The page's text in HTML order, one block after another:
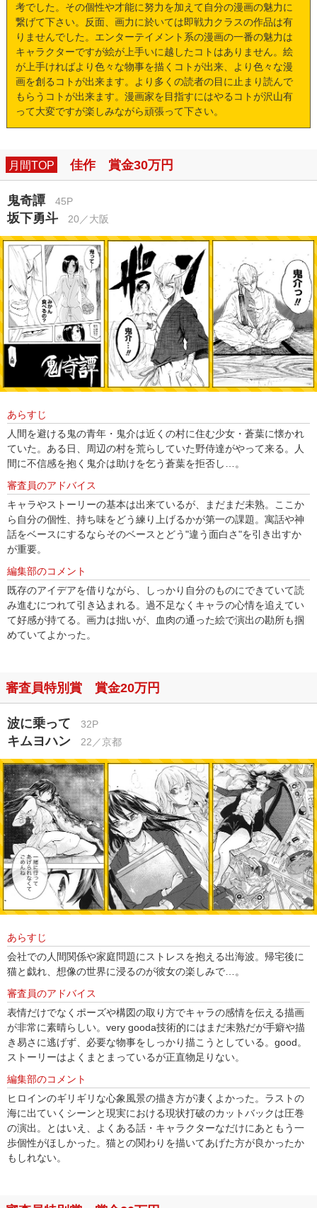
考でした。その個性や才能に努力を加えて自分の漫画の魅力に
繋げて下さい。反面、画力に於いては即戦力クラスの作品は有
りませんでした。エンターテイメント系の漫画の一番の魅力は
キャラクターですが絵が上手いに越したコトはありません。絵
が上手ければより色々な物事を描くコトが出来、より色々な漫
画を創るコトが出来ます。より多くの読者の目に止まり読んで
もらうコトが出来ます。漫画家を目指すにはやるコトが沢山有
って大変ですが楽しみながら頑張って下さい。
月間TOP 佳作 賞金30万円
鬼奇譚45P
坂下勇斗 20／大阪
あらすじ
人間を避ける鬼の青年・鬼介は近くの村に住む少女・蒼葉に懐かれ
ていた。ある日、周辺の村を荒らしていた野侍達がやって来る。人
間に不信感を抱く鬼介は助けを乞う蒼葉を拒否し…。
審査員のアドバイス
キャラやストーリーの基本は出来ているが、まだまだ未熟。ここか
ら自分の個性、持ち味をどう練り上げるかが第一の課題。寓話や神
話をベースにするならそのベースとどう"違う面白さ"を引き出すか
が重要。
編集部のコメント
既存のアイデアを借りながら、しっかり自分のものにできていて読
み進むにつれて引き込まれる。過不足なくキャラの心情を追えてい
て好感が持てる。画力は拙いが、血肉の通った絵で演出の勘所も掴
めていてよかった。
審査員特別賞 賞金20万円
波に乗って 32P
キムヨハン 22／京都
あらすじ
会社での人間関係や家庭問題にストレスを抱える出海波。帰宅後に
猫と戯れ、想像の世界に浸るのが彼女の楽しみで…。
審査員のアドバイス
表情だけでなくポーズや構図の取り方でキャラの感情を伝える描画
が非常に素晴らしい。very gooda技術的にはまだ未熟だが手癖や描
き易さに逃げず、必要な物事をしっかり描こうとしている。good。
ストーリーはよくまとまっているが正直物足りない。
編集部のコメント
ヒロインのギリギリな心象風景の描き方が凄くよかった。ラストの
海に出ていくシーンと現実における現状打破のカットバックは圧巻
の演出。とはいえ、よくある話・キャラクターなだけにあともう一
歩個性がほしかった。猫との関わりを描いてあげた方が良かったか
もしれない。